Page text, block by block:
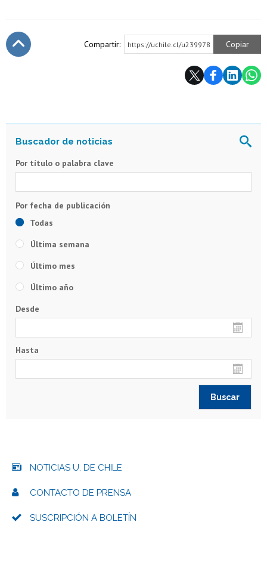
Compartir: https://uchile.cl/u239978 Copiar
Por título o palabra clave
Todas
Última semana
Último mes
Último año
Desde
Hasta
NOTICIAS U. DE CHILE
CONTACTO DE PRENSA
SUSCRIPCIÓN A BOLETÍN